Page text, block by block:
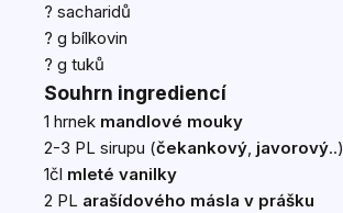
? sacharidů
? g bílkovin
? g tuků
Souhrn ingrediencí
1 hrnek mandlové mouky
2-3 PL sirupu (čekankový, javorový..)
1čl mleté vanilky
2 PL arašídového másla v prášku